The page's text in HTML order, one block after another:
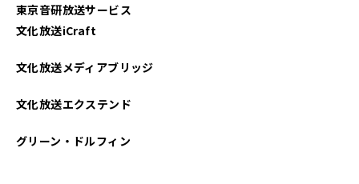
東京音研放送サービス
文化放送iCraft
文化放送メディアブリッジ
文化放送エクステンド
グリーン・ドルフィン